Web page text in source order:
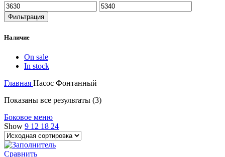
Минимальная
цена
Максимальная
цена
Фильтрация
Наличие
On sale
In stock
Главная Насос Фонтанный
Показаны все результаты (3)
Боковое меню
Show 9 12 18 24
Сравнить